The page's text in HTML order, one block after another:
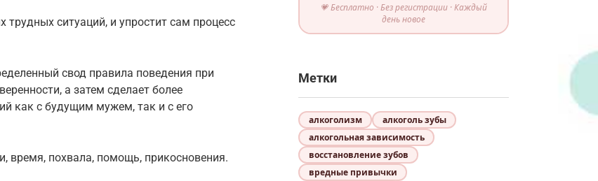
ситуаций, и упростит сам процесс
свод правила поведения при
а затем сделает более
как с будущим мужем, так и с его
время, похвала, помощь, прикосновения.
💗 Бесплатно · Без регистрации · Каждый
день новое
Метки
алкоголизм
алкоголь зубы
алкогольная зависимость
восстановление зубов
вредные привычки